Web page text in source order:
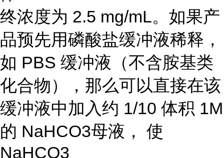
终浓度为 2.5 mg/mL。如果产
品预先用磷酸盐缓冲液稀释，
如 PBS 缓冲液（不含胺基类
化合物），那么可以直接在该
缓冲液中加入约 1/10 体积 1M
的 NaHCO3母液， 使
NaHCO3